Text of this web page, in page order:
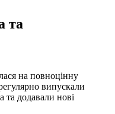
та
на повноцінну
випускали
та додавали нові